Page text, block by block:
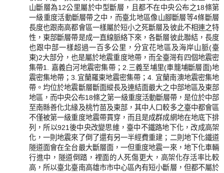
山斷層為12公里屬於中型斷層，且都不在中央公布之18條第
一級重度活動斷層帶之中，而臺北地區像山腳斷層等4條斷層
長度也跟南高都會區一樣屬於短小之死斷層及彼此不相連之特
性，東部斷層帶是成一直線脈絡下來，各斷層彼此聯結，長度
也跟中部一樣超過一百多公里，分宜花地區及海岸山脈(臺
東)2大部分，也是屬於地震重度地帶，而全臺灣有四個地震密
集帶1. 嘉義白河地震密集帶；2.三義至埔里(車籠埔斷層面)地
震密集地帶；3.宜蘭羅東地震密集帶；4. 宜蘭南澳地震密集地
帶。均位於地震斷層斷面縱長及連結面最大之中部地區及東部
地區，而中央公布18條之第一級重度活動斷層帶，是位於中部
至南縣善化北緣及桃竹苗及東部，其中人口較多之臺中都會區
不僅被第一級重度地震帶貫穿，而且是成群成網地在地底下排
列，所以921後中央改變思維，臺中不鐵路地下化，改成高架
化，一則地震來了倒了還有另一半經費重建；二則地下化鐵道
隧道面會在全台最大斷層面，一但重度地震一來，地下化車輛
行進中，隧道倒踏，裡面的人死傷更大，高架化存活率比較
高，所以臺北臺南高雄市市中心區內有短小斷層，但都不屬於